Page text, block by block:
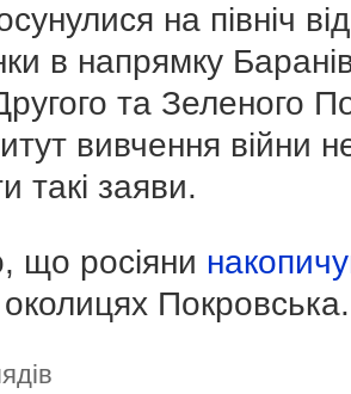
на північ від
в напрямку
та Зеленого
вивчення війни
такі заяви.
що росіяни
Покровська.